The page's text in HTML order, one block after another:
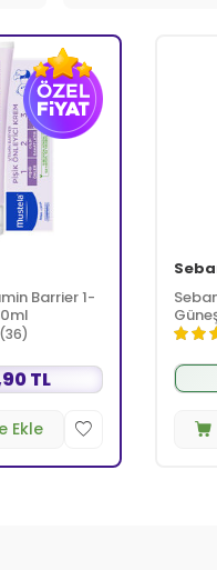
Barrier 1-
(36)
TL
Ekle